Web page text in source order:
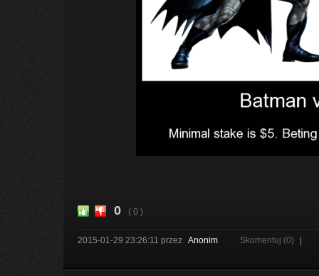
0 ( 0 )
2015-01-29 23:26:11 przez Anonim Skomentuj (0)